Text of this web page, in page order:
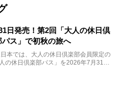
日発売！第2回「大人の休日倶
パス」で初秋の旅へ
本では、大人の休日倶楽部会員限定の
人の休日倶楽部パス」を2026年7月31日